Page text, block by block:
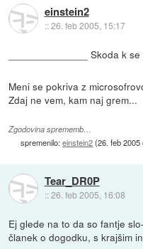
einstein2
::26. feb 2005, 15:17
______________ Skoda k
Meni se pokriva z
Zdaj ne vem, kam naj grem...
Zgodovina sprememb…
spremenilo:einstein2(26. feb 2005
Tear_DR0P
::26. feb 2005, 16:08
Ej glede na to da so fantje
članek o dogodku, s krajšim